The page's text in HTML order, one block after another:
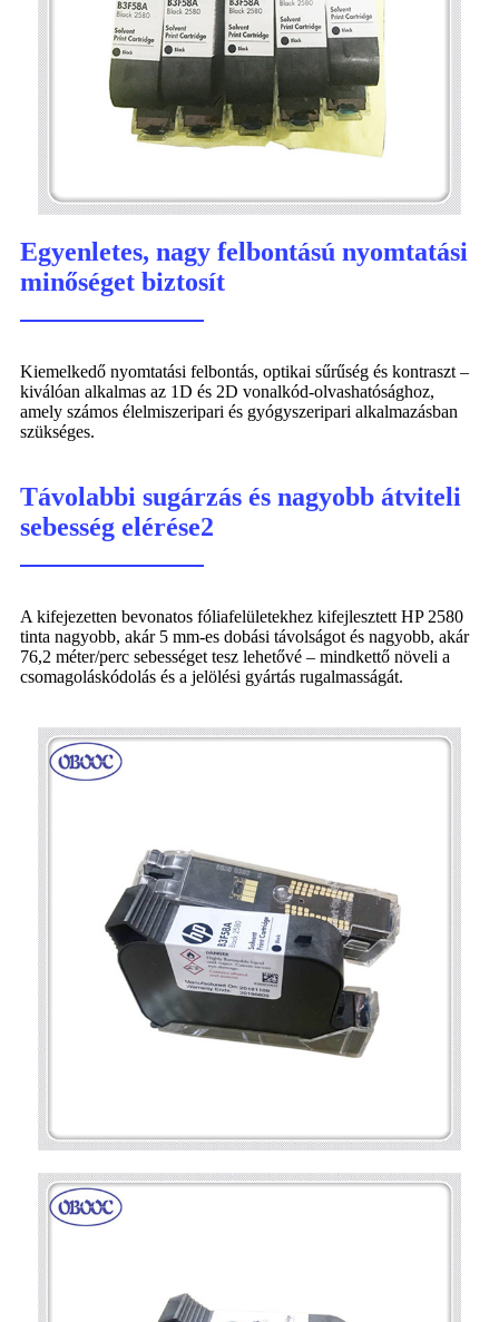
Egyenletes, nagy felbontású nyomtatási
minőséget biztosít
Kiemelkedő nyomtatási felbontás, optikai sűrűség és kontraszt –
kiválóan alkalmas az 1D és 2D vonalkód-olvashatósághoz,
amely számos élelmiszeripari és gyógyszeripari alkalmazásban
szükséges.
Távolabbi sugárzás és nagyobb átviteli
sebesség elérése2
A kifejezetten bevonatos fóliafelületekhez kifejlesztett HP 2580
tinta nagyobb, akár 5 mm-es dobási távolságot és nagyobb, akár
76,2 méter/perc sebességet tesz lehetővé – mindkettő növeli a
csomagoláskódolás és a jelölési gyártás rugalmasságát.